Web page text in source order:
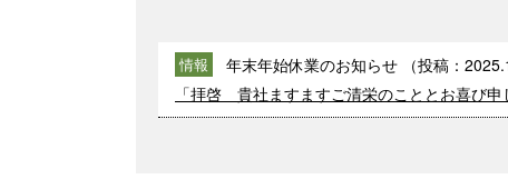
情報 年末年始休業のお知らせ （投稿：
「拝啓 貴社ますますご清栄のこととお喜び